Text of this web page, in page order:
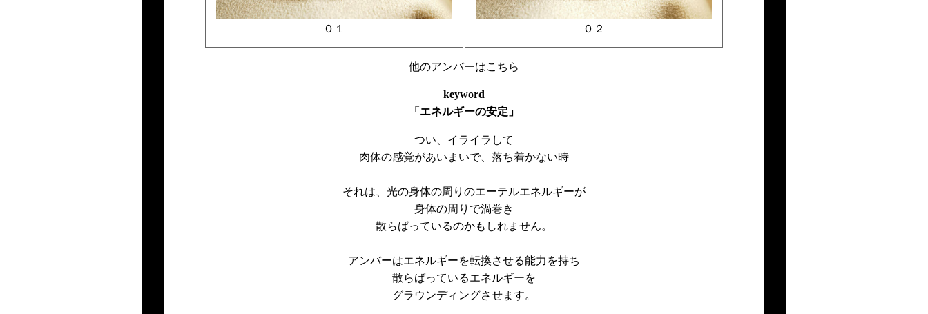
０１ ０２
他のアンバーはこちら
keyword
「エネルギーの安定」
つい、イライラして
肉体の感覚があいまいで、落ち着かない時
それは、光の身体の周りのエーテルエネルギーが
身体の周りで渦巻き
散らばっているのかもしれません。
アンバーはエネルギーを転換させる能力を持ち
散らばっているエネルギーを
グラウンディングさせます。